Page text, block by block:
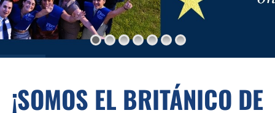
¡SOMOS EL BRITÁNICO DE